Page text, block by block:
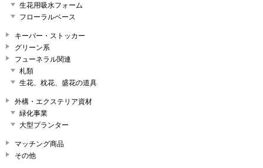
生花用吸水フォーム
フローラルベース
キーパー・ストッカー
グリーン系
フューネラル関連
札類
生花、枕花、盛花の道具
外構・エクステリア資材
緑化事業
大型プランター
マッチング商品
その他